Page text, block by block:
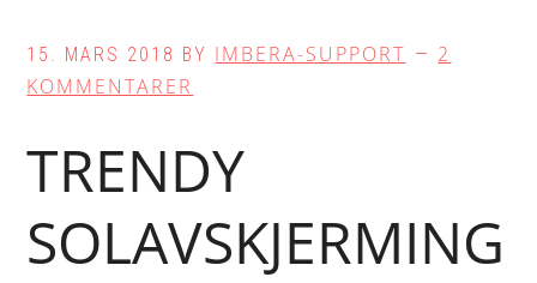
15. MARS 2018 BY IMBERA-SUPPORT
2
KOMMENTARER
TRENDY
SOLAVSKJERMING